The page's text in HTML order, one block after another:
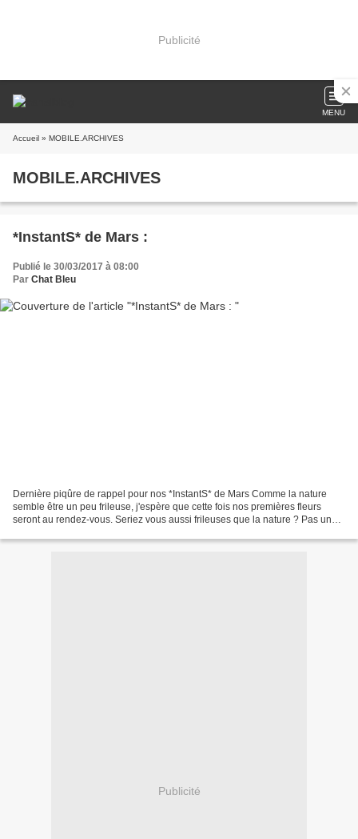
Publicité
MENU
Accueil » MOBILE.ARCHIVES
MOBILE.ARCHIVES
*InstantS* de Mars :
Publié le 30/03/2017 à 08:00
Par Chat Bleu
Dernière piqûre de rappel pour nos *InstantS* de Mars Comme la nature
semble être un peu frileuse, j'espère que cette fois nos premières fleurs
seront au rendez-vous. Seriez vous aussi frileuses que la nature ? Pas une
Publicité